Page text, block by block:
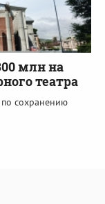
млн на
театра
сохранению